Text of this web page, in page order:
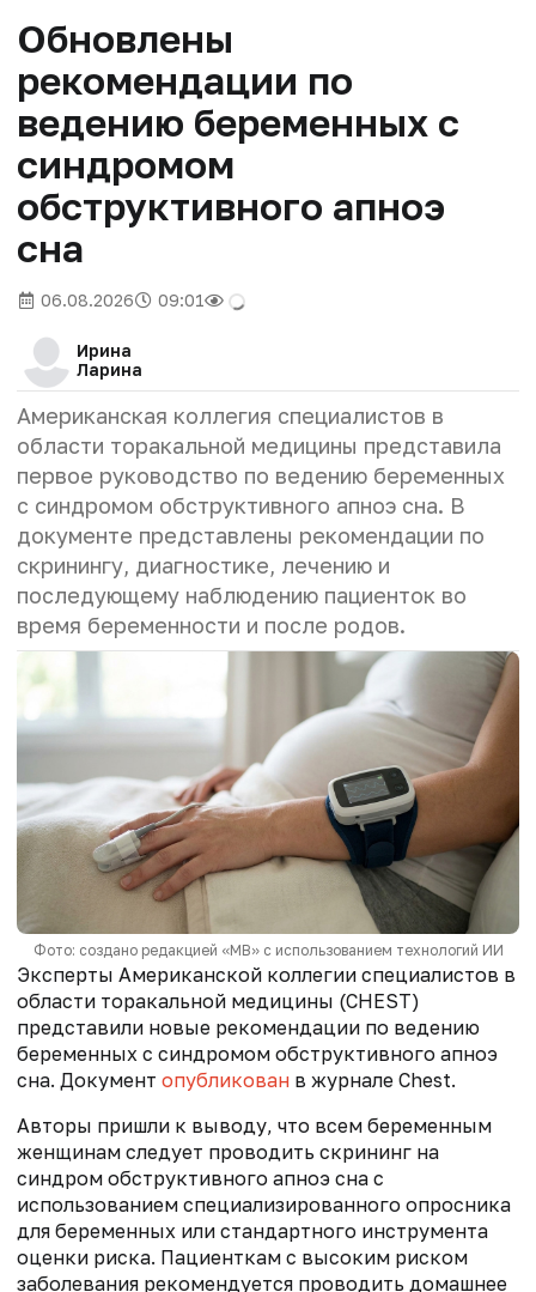
Обновлены
рекомендации по
ведению беременных с
синдромом
обструктивного апноэ
сна
06.08.2026 09:01
Ирина
Ларина
Американская коллегия специалистов в
области торакальной медицины представила
первое руководство по ведению беременных
с синдромом обструктивного апноэ сна. В
документе представлены рекомендации по
скринингу, диагностике, лечению и
последующему наблюдению пациенток во
время беременности и после родов.
Фото: создано редакцией «МВ» с использованием технологий ИИ
Эксперты Американской коллегии специалистов в
области торакальной медицины (CHEST)
представили новые рекомендации по ведению
беременных с синдромом обструктивного апноэ
сна. Документ опубликован в журнале Chest.
Авторы пришли к выводу, что всем беременным
женщинам следует проводить скрининг на
синдром обструктивного апноэ сна с
использованием специализированного опросника
для беременных или стандартного инструмента
оценки риска. Пациенткам с высоким риском
заболевания рекомендуется проводить домашнее